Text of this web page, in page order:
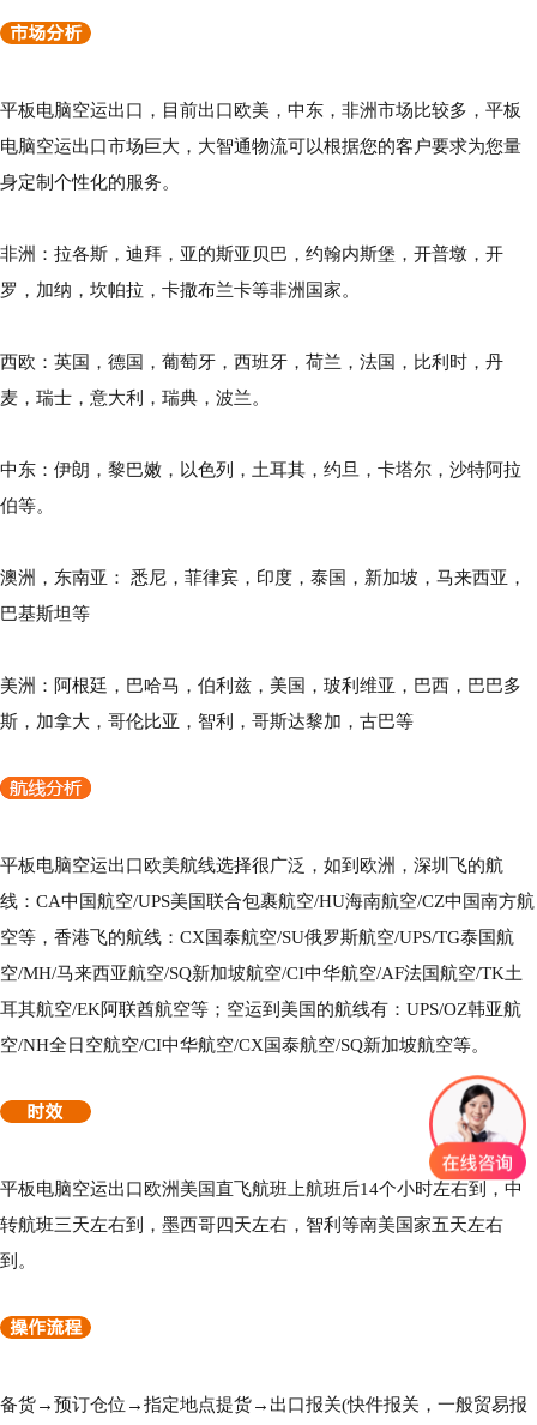
平板电脑空运出口，目前出口欧美，中东，非洲市场比较多，平板
电脑空运出口市场巨大，大智通物流可以根据您的客户要求为您量
身定制个性化的服务。
非洲：拉各斯，迪拜，亚的斯亚贝巴，约翰内斯堡，开普墩，开
罗，加纳，坎帕拉，卡撒布兰卡等非洲国家。
西欧：英国，德国，葡萄牙，西班牙，荷兰，法国，比利时，丹
麦，瑞士，意大利，瑞典，波兰。
中东：伊朗，黎巴嫩，以色列，土耳其，约旦，卡塔尔，沙特阿拉
伯等。
澳洲，东南亚： 悉尼，菲律宾，印度，泰国，新加坡，马来西亚，
巴基斯坦等
美洲：阿根廷，巴哈马，伯利兹，美国，玻利维亚，巴西，巴巴多
斯，加拿大，哥伦比亚，智利，哥斯达黎加，古巴等
平板电脑空运出口欧美航线选择很广泛，如到欧洲，深圳飞的航
线：CA中国航空/UPS美国联合包裹航空/HU海南航空/CZ中国南方航
空等，香港飞的航线：CX国泰航空/SU俄罗斯航空/UPS/TG泰国航
空/MH/马来西亚航空/SQ新加坡航空/CI中华航空/AF法国航空/TK土
耳其航空/EK阿联酋航空等；空运到美国的航线有：UPS/OZ韩亚航
空/NH全日空航空/CI中华航空/CX国泰航空/SQ新加坡航空等。
平板电脑空运出口欧洲美国直飞航班上航班后14个小时左右到，中
转航班三天左右到，墨西哥四天左右，智利等南美国家五天左右
到。
备货→预订仓位→指定地点提货→出口报关(快件报关，一般贸易报